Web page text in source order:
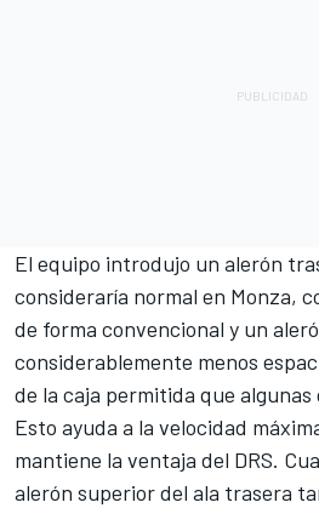
El equipo introdujo un alerón
consideraría normal en Monza,
de forma convencional y un
considerablemente menos
de la caja permitida que
Esto ayuda a la velocidad
mantiene la ventaja del DRS.
alerón superior del ala trasera